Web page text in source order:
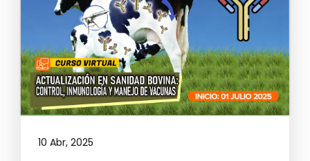
10 Abr, 2025